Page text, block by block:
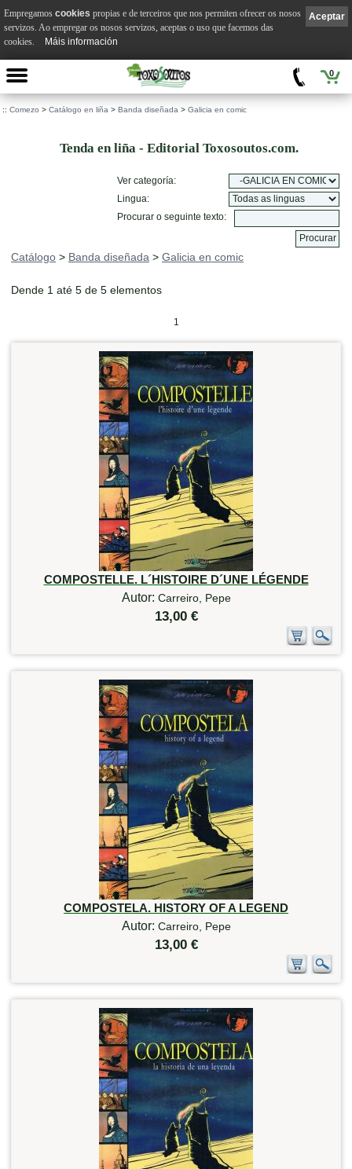
0
:: Comezo > Catálogo en liña > Banda diseñada > Galicia en comic
Tenda en liña - Editorial Toxosoutos.com.
Ver categoría:
Lingua:
Procurar o seguinte texto:
Catálogo > Banda diseñada > Galicia en comic
Dende 1 até 5 de 5 elementos
1
COMPOSTELLE. L´HISTOIRE D´UNE LÉGENDE
Autor: Carreiro, Pepe
13,00 €
COMPOSTELA. HISTORY OF A LEGEND
Autor: Carreiro, Pepe
13,00 €
Aceptar
Empregamos cookies propias e de terceiros que nos permiten ofrecer os nosos
servizos. Ao empregar os nosos servizos, aceptas o uso que facemos das
cookies.
Máis información